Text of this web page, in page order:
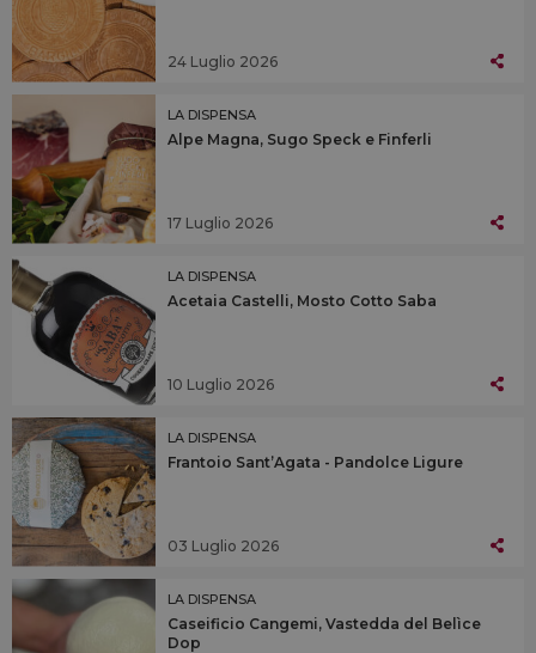
24 Luglio 2026
LA DISPENSA
Alpe Magna, Sugo Speck e Finferli
17 Luglio 2026
LA DISPENSA
Acetaia Castelli, Mosto Cotto Saba
10 Luglio 2026
LA DISPENSA
Frantoio Sant’Agata - Pandolce Ligure
03 Luglio 2026
LA DISPENSA
Caseificio Cangemi, Vastedda del Belìce
Dop